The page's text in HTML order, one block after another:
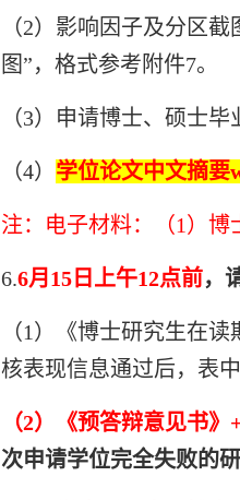
（2）影响因子及分区
图”，格式参考附件7。
（3）申请博士、硕士毕
（4） 学位论文中文摘要
注：电子材料：（1）博
6.6月15日上午12点前，
（1）《博士研究生在
核表现信息通过后，表
（2）《预答辩意见书
次申请学位完全失败的